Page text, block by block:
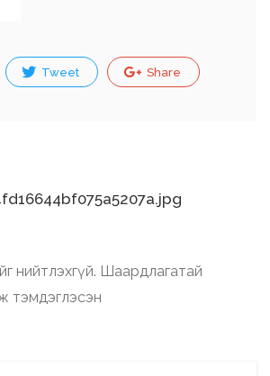
Tweet Share
нийтлэхгүй. Шаардлагатай
тэмдэглэсэн